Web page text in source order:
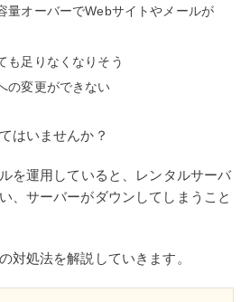
量オーバーでWebサイトやメールが
も足りなくなりそう
の変更ができない
はいませんか？
を運用していると、レンタルサーバ
、サーバーがダウンしてしまうこと
対処法を解説していきます。